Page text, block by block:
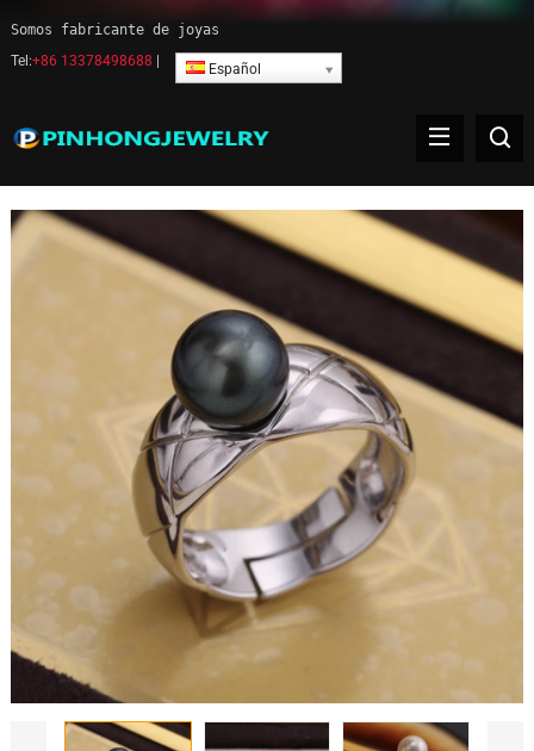
Somos fabricante de joyas
Tel:+86 13378498688 Español
Joyería de anillo de perla